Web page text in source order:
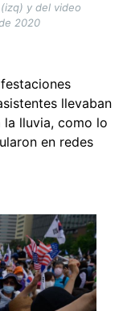
y del video
2020
llevaban
lluvia, como lo
en redes